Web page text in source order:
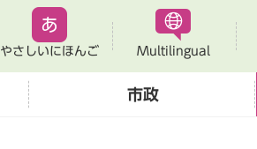
やさしいにほんご Multilingual
市政